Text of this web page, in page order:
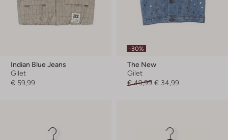
Indian Blue Jeans
Gilet
€ 59,99
-30%
The New
Gilet
€ 49,99 € 34,99